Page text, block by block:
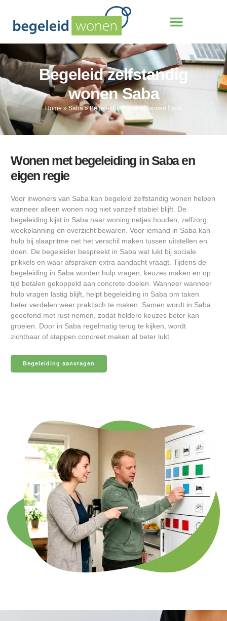
Begeleid zelfstandig
wonen Saba
Home » Saba»Begeleid zelfstandig wonen Saba
Wonen met begeleiding in Saba en
eigen regie
Voor inwoners van Saba kan begeleid zelfstandig wonen helpen
wanneer alleen wonen nog niet vanzelf stabiel blijft. De
begeleiding kijkt in Saba naar woning netjes houden, zelfzorg,
weekplanning en overzicht bewaren. Voor iemand in Saba kan
hulp bij slaapritme net het verschil maken tussen uitstellen en
doen. De begeleider bespreekt in Saba wat lukt bij sociale
prikkels en waar afspraken extra aandacht vraagt. Tijdens de
begeleiding in Saba worden hulp vragen, keuzes maken en op
tijd betalen gekoppeld aan concrete doelen. Wanneer wanneer
hulp vragen lastig blijft, helpt begeleiding in Saba om taken
beter verdelen weer praktisch te maken. Samen wordt in Saba
geoefend met rust nemen, zodat heldere keuzes beter kan
groeien. Door in Saba regelmatig terug te kijken, wordt
zichtbaar of stappen concreet maken al beter lukt.
Begeleiding aanvragen